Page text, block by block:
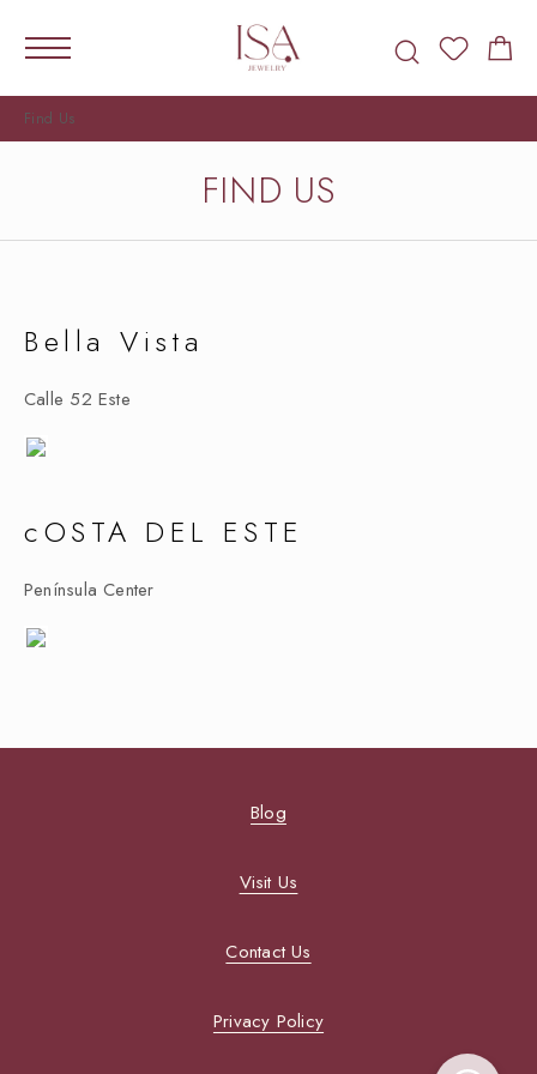
Find Us
FIND US
Bella Vista
Calle 52 Este
cOSTA DEL ESTE
Península Center
Blog
Visit Us
Contact Us
Privacy Policy